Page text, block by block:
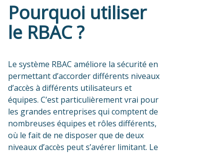
Pourquoi utiliser
le RBAC ?
Le système RBAC améliore la sécurité en
permettant d’accorder différents niveaux
d’accès à différents utilisateurs et
équipes. C’est particulièrement vrai pour
les grandes entreprises qui comptent de
nombreuses équipes et rôles différents,
où le fait de ne disposer que de deux
niveaux d’accès peut s’avérer limitant. Le